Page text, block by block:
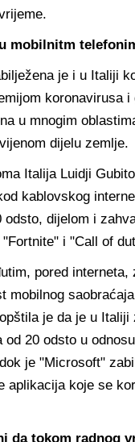
mobilnitm
je i u Italiji
koronavirusa i
u mnogim
dijelu zemlje.
Italija Luidji
kablovskog
odsto, dijelom i
i "Call of
pored interneta,
mobilnog
je da je u Italiji
od 20 odsto u
je "Microsoft"
aplikacija koje se
da tokom radnog